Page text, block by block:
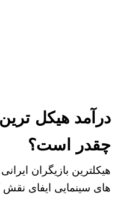
درآمد هیکل
چقدر است؟
هیکلترین بازیگران
های سینمایی ایفای نقش